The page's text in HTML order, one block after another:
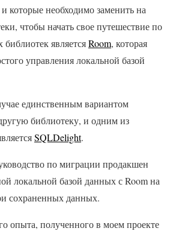
которые необходимо заменить на
чтобы начать свое путешествие по
являетсяRoom, которая
управления локальной базой
единственным вариантом
библиотеку, и одним из
SQLDelight.
по миграции продакшен
локальной базой данных с Room на
сохраненных данных.
опыта, полученного в моем проекте